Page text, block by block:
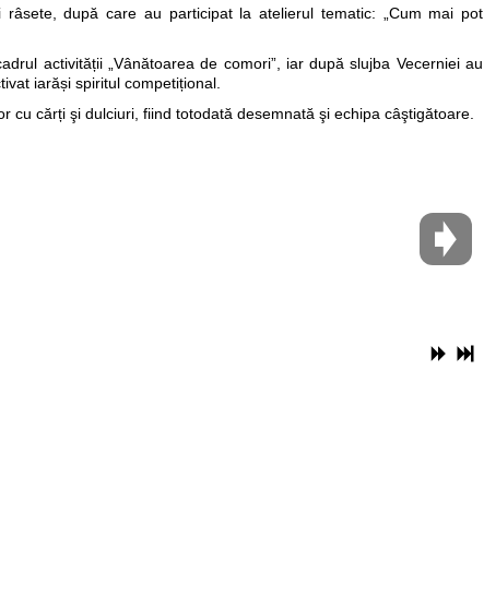
după care au participat la atelierul tematic: „Cum mai pot
activității „Vânătoarea de comori”, iar după slujba Vecerniei au
iarăși spiritul competițional.
cu cărți şi dulciuri, fiind totodată desemnată şi echipa câştigătoare.